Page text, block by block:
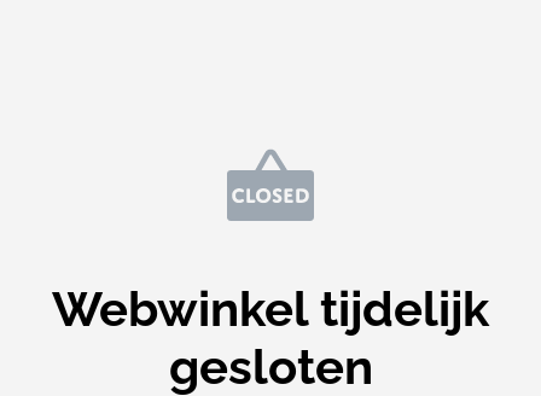
Webwinkel tijdelijk
gesloten